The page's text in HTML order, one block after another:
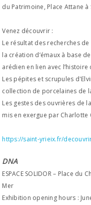
du Patrimoine, Place Attane à
Venez découvrir :
Le résultat des recherches
la création d’émaux à base
arédien en lien avec l’histoire
Les pépites et scrupules
collection de porcelaines de
Les gestes des ouvrières de
mis en exergue par Charlotte
https://saint-yrieix.fr/
DNA
ESPACE SOLIDOR – Place
Mer
Exhibition opening hours :